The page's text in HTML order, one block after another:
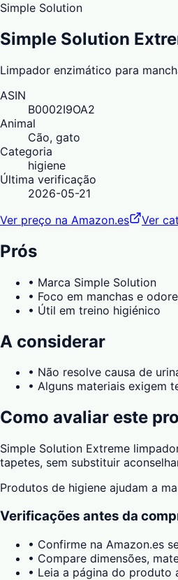
Simple Solution
Simple Solution
Limpador enzimático para
ASIN
B0002I9OA2
Animal
Cão, gato
Categoria
higiene
Última verificação
2026-05-21
Ver preço na Amazon.es
Ver
Prós
• Marca Simple Solution
• Foco em manchas e
• Útil em treino higiénico
A considerar
• Não resolve causa de
• Alguns materiais exigem
Como avaliar este
Simple Solution Extreme
tapetes, sem substituir
Produtos de higiene ajudam a
Verificações antes da
• Confirme na Amazon.es
• Compare dimensões,
• Leia a página do produto